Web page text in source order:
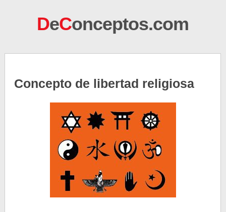
DeConceptos.com
Concepto de libertad religiosa